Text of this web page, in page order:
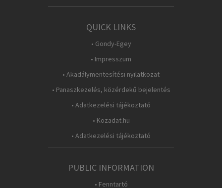
QUICK LINKS
• Gondy-Egey
• Impresszum
• Akadálymentesítési nyilatkozat
• Panaszkezelés, közérdekű bejelentés
• Adatkezelési tájékoztató
• Közadat.hu
• Adatkezelési tájékoztató
PUBLIC INFORMATION
• Fenntartó